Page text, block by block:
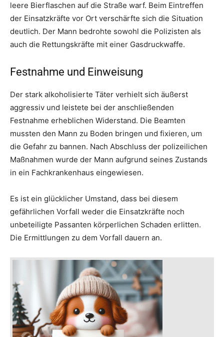
leere Bierflaschen auf die Straße warf. Beim Eintreffen
der Einsatzkräfte vor Ort verschärfte sich die Situation
deutlich. Der Mann bedrohte sowohl die Polizisten als
auch die Rettungskräfte mit einer Gasdruckwaffe.
Festnahme und Einweisung
Der stark alkoholisierte Täter verhielt sich äußerst
aggressiv und leistete bei der anschließenden
Festnahme erheblichen Widerstand. Die Beamten
mussten den Mann zu Boden bringen und fixieren, um
die Gefahr zu bannen. Nach Abschluss der polizeilichen
Maßnahmen wurde der Mann aufgrund seines Zustands
in ein Fachkrankenhaus eingewiesen.
Es ist ein glücklicher Umstand, dass bei diesem
gefährlichen Vorfall weder die Einsatzkräfte noch
unbeteiligte Passanten körperlichen Schaden erlitten.
Die Ermittlungen zu dem Vorfall dauern an.